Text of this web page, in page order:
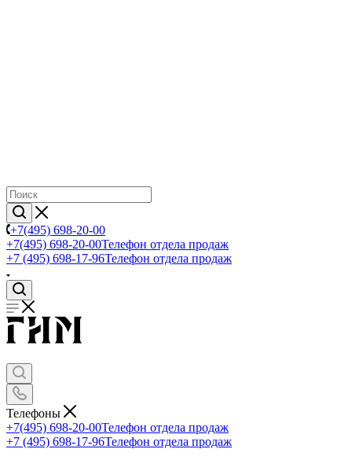
+7(495) 698-20-00
+7(495) 698-20-00Телефон отдела продаж
+7 (495) 698-17-96Телефон отдела продаж
Телефоны
+7(495) 698-20-00Телефон отдела продаж
+7 (495) 698-17-96Телефон отдела продаж